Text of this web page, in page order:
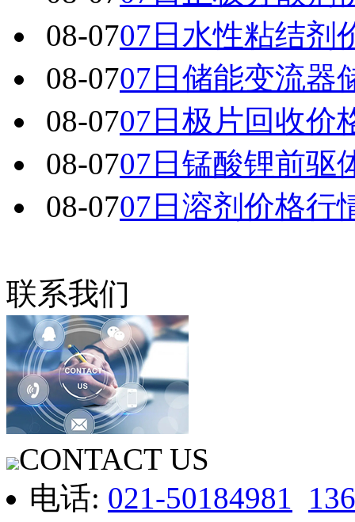
08-0707日水性粘结剂
08-0707日储能变流器
08-0707日极片回收价
08-0707日锰酸锂前驱
08-0707日溶剂价格行
联系我们
CONTACT US
电话: 021-50184981